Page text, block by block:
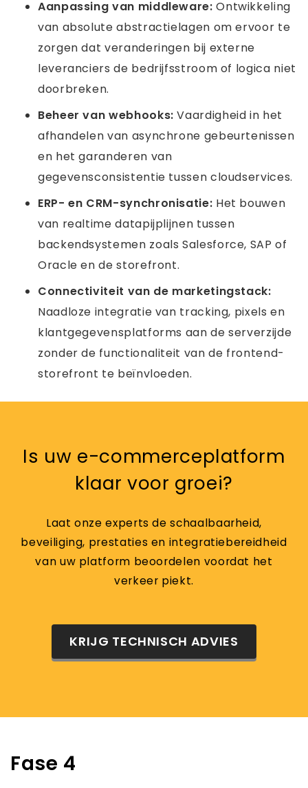
Aanpassing van middleware:Ontwikkeling
van absolute abstractielagen om ervoor te
zorgen dat veranderingen bij externe
leveranciers de bedrijfsstroom of logica niet
doorbreken.
Beheer van webhooks:Vaardigheid in het
afhandelen van asynchrone gebeurtenissen
en het garanderen van
gegevensconsistentie tussen cloudservices.
ERP- en CRM-synchronisatie: Het bouwen
van realtime datapijplijnen tussen
backendsystemen zoals Salesforce, SAP of
Oracle en de storefront.
Connectiviteit van de marketingstack:
Naadloze integratie van tracking, pixels en
klantgegevensplatforms aan de serverzijde
zonder de functionaliteit van de frontend-
storefront te beïnvloeden.
Is uw e-commerceplatform
klaar voor groei?
Laat onze experts de schaalbaarheid,
beveiliging, prestaties en integratiebereidheid
van uw platform beoordelen voordat het
verkeer piekt.
KRIJG TECHNISCH ADVIES
Fase 4